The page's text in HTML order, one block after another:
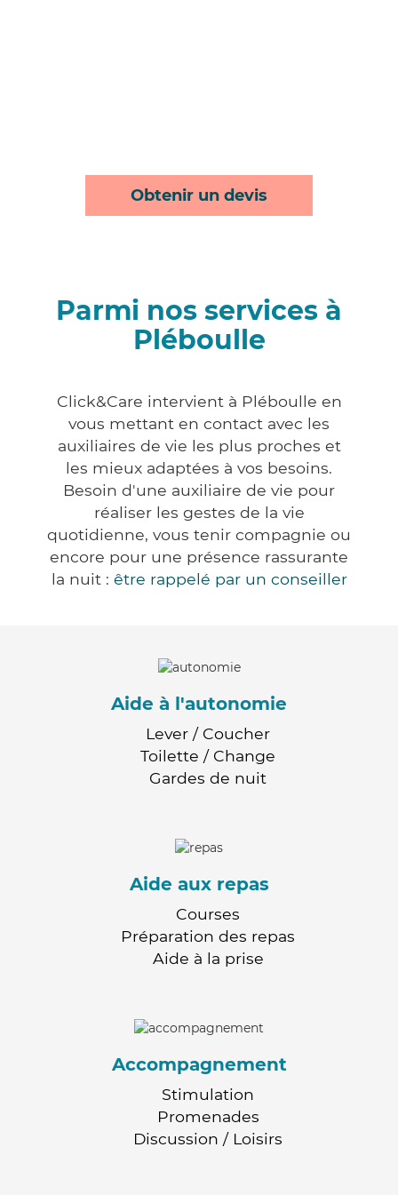
Obtenir un devis
Parmi nos services à
Pléboulle
Click&Care intervient à Pléboulle en
vous mettant en contact avec les
auxiliaires de vie les plus proches et
les mieux adaptées à vos besoins.
Besoin d'une auxiliaire de vie pour
réaliser les gestes de la vie
quotidienne, vous tenir compagnie ou
encore pour une présence rassurante
la nuit : être rappelé par un conseiller
Aide à l'autonomie
Lever / Coucher
Toilette / Change
Gardes de nuit
Aide aux repas
Courses
Préparation des repas
Aide à la prise
Accompagnement
Stimulation
Promenades
Discussion / Loisirs